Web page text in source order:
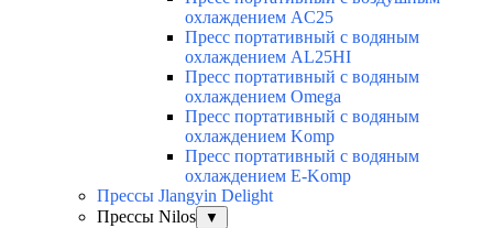
охлаждением AC25
Пресс портативный с водяным
охлаждением AL25HI
Пресс портативный с водяным
охлаждением Omega
Пресс портативный с водяным
охлаждением Komp
Пресс портативный с водяным
охлаждением E-Komp
Прессы Jlangyin Delight
Прессы Nilos
▼